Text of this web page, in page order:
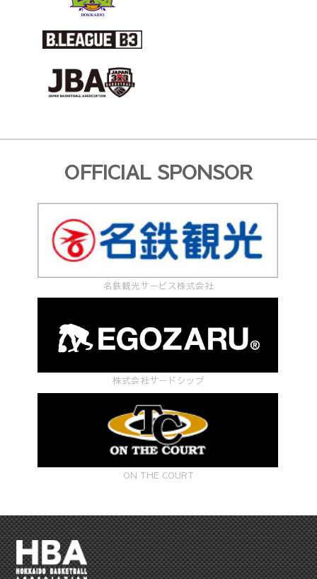
OFFICIAL SPONSOR
名鉄観光サービス株式会社
株式会社サードシップ
ON THE COURT